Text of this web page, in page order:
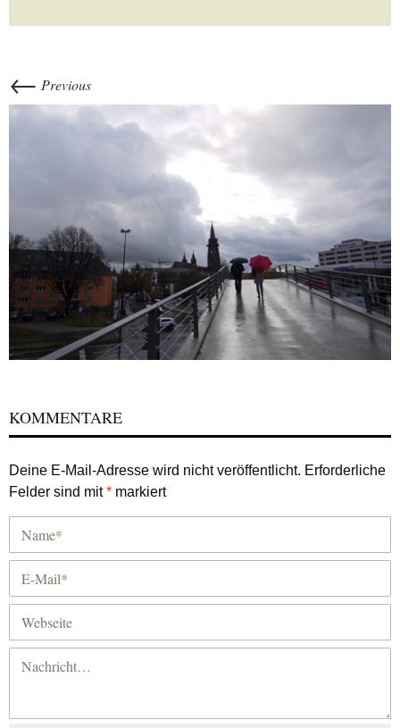
← Previous
KOMMENTARE
Deine E-Mail-Adresse wird nicht veröffentlicht. Erforderliche
Felder sind mit* markiert